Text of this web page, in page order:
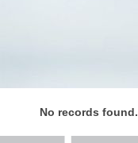
No records found.